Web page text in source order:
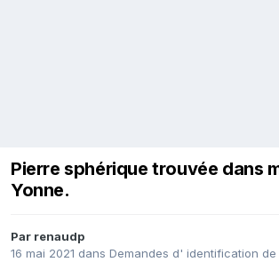
Pierre sphérique trouvée dans
Yonne.
Par renaudp
16 mai 2021 dans Demandes d' identification de